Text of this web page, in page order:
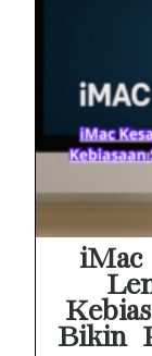
iMac
Bikin